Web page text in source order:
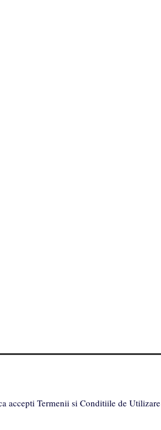
accepti Termenii si Conditiile de Utilizare